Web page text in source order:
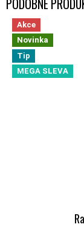
Akce
Novinka
Tip
MEGA SLEVA